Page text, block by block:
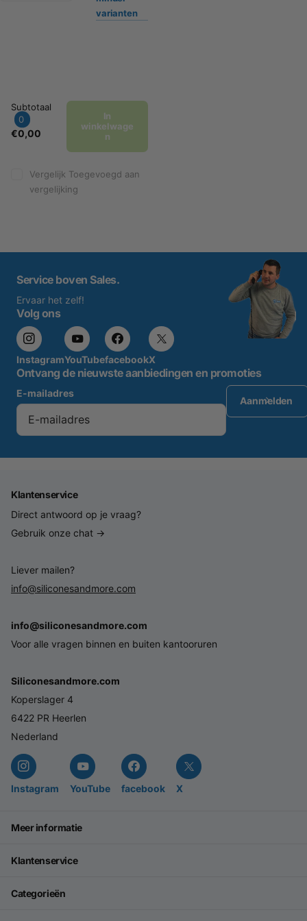
varianten
Subtotaal
0
€0,00
In
winkelwage
n
Vergelijk Toegevoegd aan
vergelijking
Service boven Sales.
Ervaar het zelf!
Volg ons
InstagramYouTubefacebookX
Ontvang de nieuwste aanbiedingen en promoties
E-mailadres
Aanmelden
Meer informatie
Klantenservice
Categorieën
Klantenservice
Direct antwoord op je vraag?
Gebruik onze chat →
Liever mailen?
info@siliconesandmore.com
info@siliconesandmore.com
Voor alle vragen binnen en buiten kantooruren
Siliconesandmore.com
Koperslager 4
6422 PR Heerlen
Nederland
Instagram YouTube facebook X